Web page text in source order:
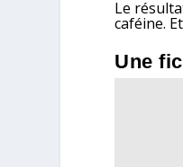
Le
caféine.
Une